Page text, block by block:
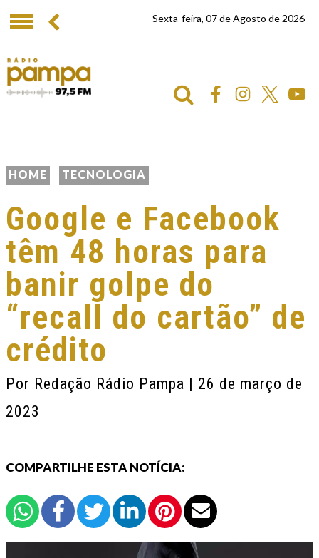
Sexta-feira, 07 de Agosto de 2026
HOME TECNOLOGIA
Google e Facebook
têm 48 horas para
banir golpe do
“recall do cartão” de
crédito
Por Redação Rádio Pampa | 26 de março de
2023
COMPARTILHE ESTA NOTÍCIA: